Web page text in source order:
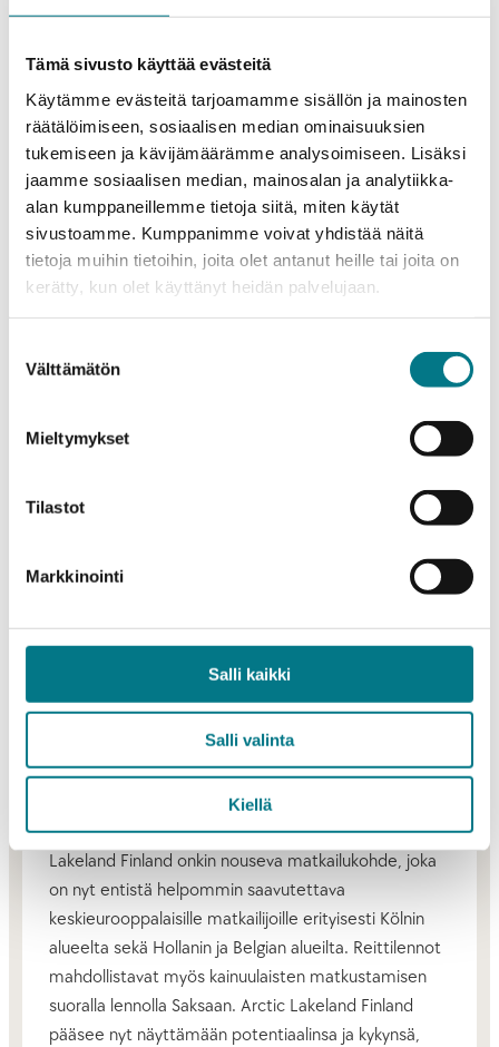
Tämä sivusto käyttää evästeitä
Käytämme evästeitä tarjoamamme sisällön ja mainosten
räätälöimiseen, sosiaalisen median ominaisuuksien
tukemiseen ja kävijämäärämme analysoimiseen. Lisäksi
jaamme sosiaalisen median, mainosalan ja analytiikka-
alan kumppaneillemme tietoja siitä, miten käytät
sivustoamme. Kumppanimme voivat yhdistää näitä
tietoja muihin tietoihin, joita olet antanut heille tai joita on
kerätty, kun olet käyttänyt heidän palvelujaan.
valinta
Välttämätön
Mieltymykset
Tilastot
Markkinointi
Salli kaikki
Salli valinta
Kiellä
tukea kaupungin ja alueen kehitystä pitkäjänteisellä
kansainvälisen liikkuvuuden lisääminen on
erinomainen tuki ja mahdollisuus opiskelijoillemme.
Tämä helpottaa myös yhteistyötä kansainvälisten
kumppaniemme kanssa.” kommentoi Kajaanin
ammattikorkeakoulun rehtori Matti Sarén.
Eurowingsin reitti Keski-Euroopasta Kajaaniin on
todella toivottu lisäys lentoasemiemme
reittitarjontaan. Suorat kansainväliset reittiyhteydet
töitä alueellisten kumppaneidemme kanssa
vastaava johtaja Petri Vuori sanoo.
Uuden lentoreitin avaus Düsseldorfista Kajaaniin,
Arctic Lakelandiin, on hieno saavutus ja upea juttu
koko itäiselle Lakeland -alueelle. Pitkäjänteinen työ
uuden virstanpylvään Düsseldorfin suoran yhteyden
kirkastaminen talvikohteena on osoittautunut
kasvavaan kiinnostukseen ainutlaatuisista
talvimatkailukokemuksista, kertoo Visit Finlandin Jyrki
Kajaani – Düsseldorf lentoreitti on Eurowingsin viides
talvikohde Suomessa Rovaniemen, Ivalon, Kittilän ja
Kuusamon jälkeen. Lentoyhtiön näkökulmasta Arctic
Lakeland Finland onkin nouseva matkailukohde, joka
on nyt entistä helpommin saavutettava
keskieurooppalaisille matkailijoille erityisesti Kölnin
alueelta sekä Hollanin ja Belgian alueilta. Reittilennot
mahdollistavat myös kainuulaisten matkustamisen
suoralla lennolla Saksaan. Arctic Lakeland Finland
pääsee nyt näyttämään potentiaalinsa ja kykynsä,